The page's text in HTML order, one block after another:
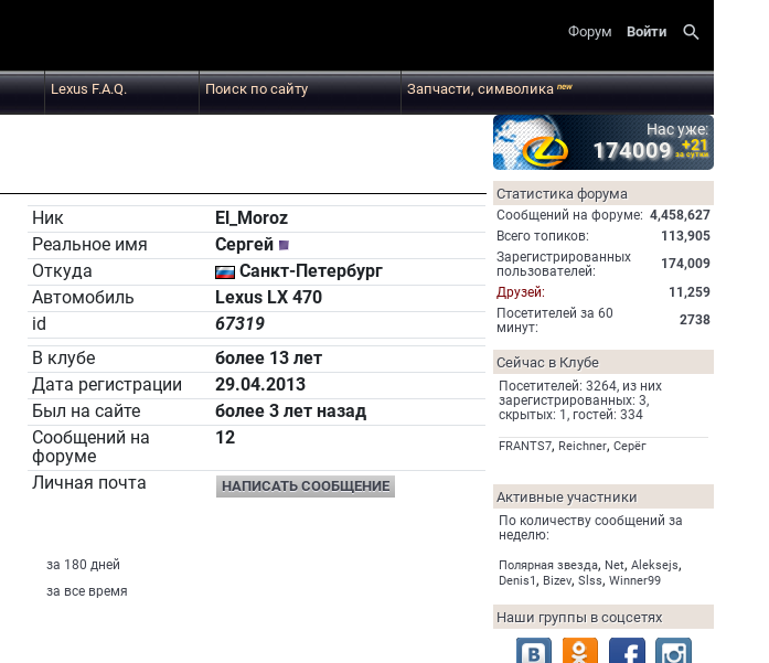
Форум Войти search
Lexus F.A.Q. Поиск по сайту Запчасти, символикаnew
Ник
El_Moroz
Реальное имя
Сергей
Откуда
Санкт-Петербург
Автомобиль
Lexus LX 470
id
67319
В клубе
более 13 лет
Дата регистрации
29.04.2013
Был на сайте
более 3 лет назад
Сообщений на
форуме
12
Личная почта НАПИСАТЬ СООБЩЕНИЕ
за 180 дней
за все время
Нас уже:
174009 +21
за сутки
Статистика форума
Cообщений на форуме: 4,458,627
Всего топиков:
113,905
Зарегистрированных
пользователей:
174,009
Друзей:
11,259
Посетителей за 60
минут:
2738
Сейчас в Клубе
Посетителей: 3264, из них
зарегистрированных: 3,
скрытых: 1, гостей: 334
FRANTS7, Reichner, Серёг
Активные участники
По количеству сообщений за
неделю:
Полярная звезда, Net, Aleksejs,
Denis1, Bizev, Slss, Winner99
Наши группы в соцсетях